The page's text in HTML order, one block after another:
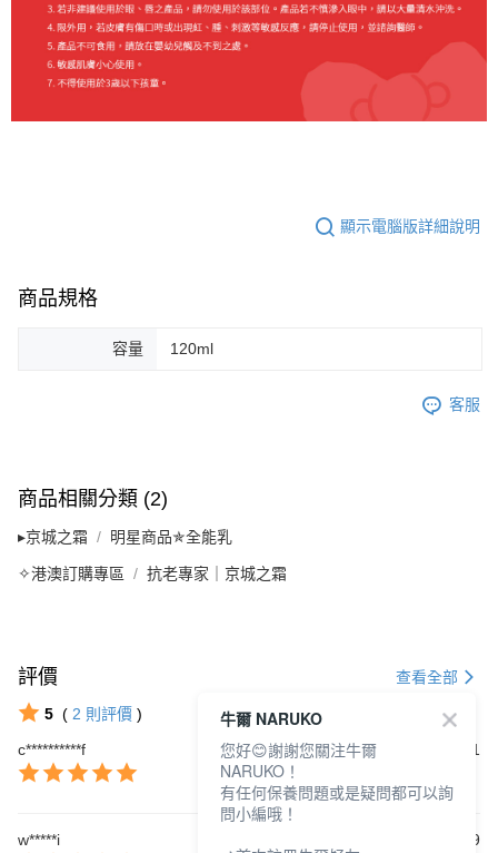
顯示電腦版詳細說明
商品規格
容量 120ml
客服
商品相關分類 (2)
▸京城之霜 明星商品✯全能乳
✧港澳訂購專區 抗老專家｜京城之霜
評價 查看全部
5 ( 2 則評價 )
c**********f
2026/07/31
w*****i 2026/05/19
牛爾 NARUKO
您好😊謝謝您關注牛爾
NARUKO！
有任何保養問題或是疑問都可以詢
問小編哦！